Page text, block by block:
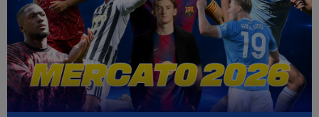
16:52
Final! Pe ce loc s-a clasat România la
Campionatul Mondial U18
16:36 OFICIAL
Trabzonspor a luat decizia! Zero
pentru Denis Drăguș
16:28
Filip Stojilkovic, noul atacant al Rapidului,
cucerit de Daniel Pancu...